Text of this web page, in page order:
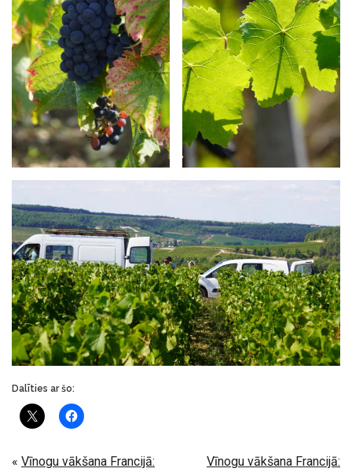
Dalīties ar šo:
« Vīnogu vākšana Francijā:
Vīnogu vākšana Francijā: